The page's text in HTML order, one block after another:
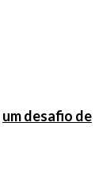
um desafio de